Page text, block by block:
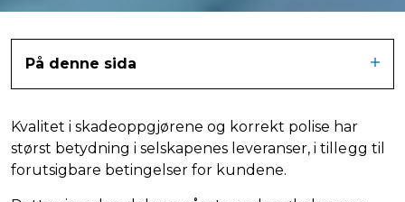
På denne sida
Kvalitet i skadeoppgjørene og korrekt polise har
størst betydning i selskapenes leveranser, i tillegg til
forutsigbare betingelser for kundene.